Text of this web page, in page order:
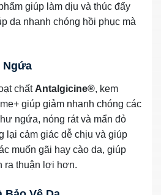
giúp làm dịu và thúc đẩy
da nhanh chóng hồi phục mà
Ngứa
chất Antalgicine®, kem
giúp giảm nhanh chóng các
ngứa, nóng rát và mẩn đỏ
lại cảm giác dễ chịu và giúp
muốn gãi hay cào da, giúp
ra thuận lợi hơn.